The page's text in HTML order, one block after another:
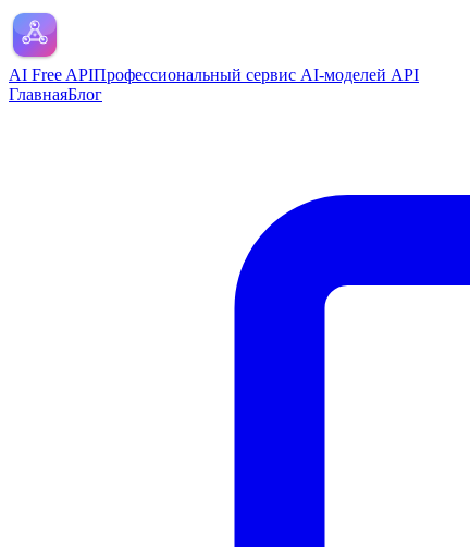
AI Free APIПрофессиональный сервис AI-моделей API
ГлавнаяБлог